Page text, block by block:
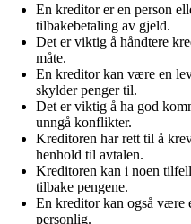
En kreditor er en person
tilbakebetaling av gjeld.
Det er viktig å håndtere
måte.
En kreditor kan være en
skylder penger til.
Det er viktig å ha god
unngå konflikter.
Kreditoren har rett til å
henhold til avtalen.
Kreditoren kan i noen
tilbake pengene.
En kreditor kan også være
personlig.